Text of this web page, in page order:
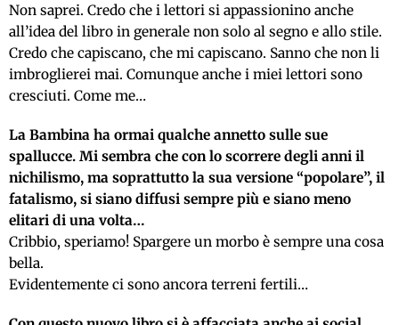
Non saprei. Credo che i lettori si appassionino anche
all’idea del libro in generale non solo al segno e allo stile.
Credo che capiscano, che mi capiscano. Sanno che non li
imbroglierei mai. Comunque anche i miei lettori sono
cresciuti. Come me…
La Bambina ha ormai qualche annetto sulle sue
spallucce. Mi sembra che con lo scorrere degli anni il
nichilismo, ma soprattutto la sua versione “popolare”, il
fatalismo, si siano diffusi sempre più e siano meno
elitari di una volta…
Cribbio, speriamo! Spargere un morbo è sempre una cosa
bella.
Evidentemente ci sono ancora terreni fertili…